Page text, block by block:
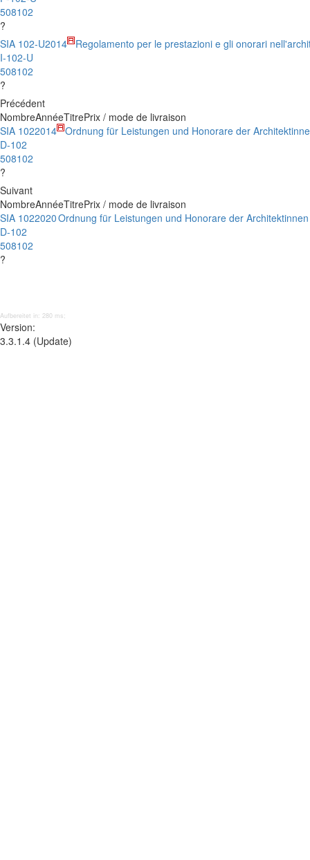
508102
?
SIA 102-U
I-102-U
508102
?
2014 Regolamento per le prestazioni e gli onorari
Précédent
NombreAnnéeTitrePrix / mode de livraison
SIA 102
D-102
508102
?
2014 Ordnung für Leistungen und Honorare der
Suivant
NombreAnnéeTitrePrix / mode de livraison
SIA 102
D-102
508102
?
2020Ordnung für Leistungen und Honorare der
Aufbereitet in: 280 ms;
Version:
3.3.1.4 (Update)